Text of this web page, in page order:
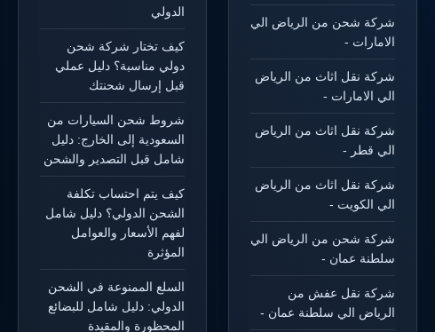
شركة شحن من الرياض الي
الامارات -
شركة نقل اثاث من الرياض
الي الامارات -
شركة نقل اثاث من الرياض
الي قطر -
شركة نقل اثاث من الرياض
الي الكويت -
شركة شحن من الرياض الي
سلطنة عمان -
شركة نقل عفش من
الرياض الي سلطنة عمان -
الدولي
كيف تختار شركة شحن
دولي مناسبة؟ دليل عملي
قبل إرسال شحنتك
شروط شحن السيارات من
السعودية إلى الخارج: دليل
شامل قبل التصدير والشحن
كيف يتم احتساب تكلفة
الشحن الدولي؟ دليل شامل
لفهم الأسعار والعوامل
المؤثرة
السلع الممنوعة في الشحن
الدولي: دليل شامل للبضائع
المحظورة والمقيدة